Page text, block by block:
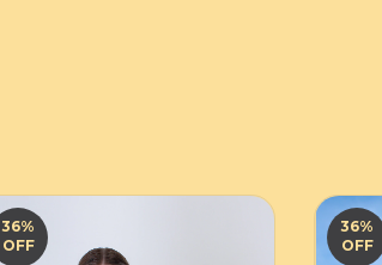
36%
OFF
36%
OFF